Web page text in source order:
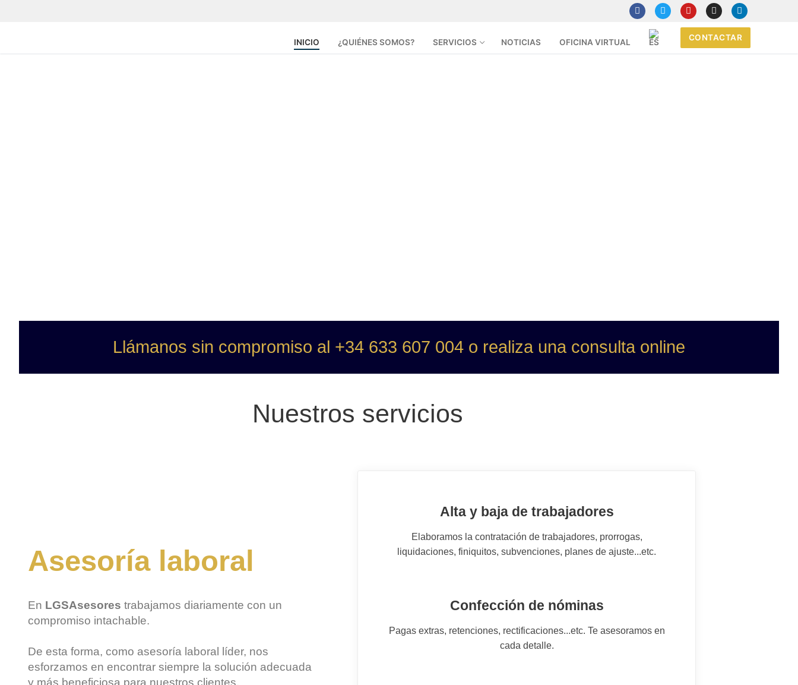
INICIO ¿QUIÉNES SOMOS? SERVICIOS NOTICIAS OFICINA VIRTUAL CONTACTAR
Llámanos sin compromiso al +34 633 607 004 o realiza una consulta online
Nuestros servicios
Asesoría laboral
En LGSAsesores trabajamos diariamente con un
compromiso intachable.
De esta forma, como asesoría laboral líder, nos
esforzamos en encontrar siempre la solución adecuada
y más beneficiosa para nuestros clientes.
Alta y baja de trabajadores
Elaboramos la contratación de trabajadores, prorrogas,
liquidaciones, finiquitos, subvenciones, planes de ajuste...etc.
Confección de nóminas
Pagas extras, retenciones, rectificaciones...etc. Te asesoramos en
cada detalle.